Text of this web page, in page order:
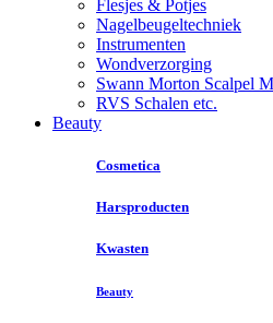
Flesjes & Potjes
Nagelbeugeltechniek
Instrumenten
Wondverzorging
Swann Morton Scalpel
RVS Schalen etc.
Beauty
Cosmetica
Harsproducten
Kwasten
Beauty